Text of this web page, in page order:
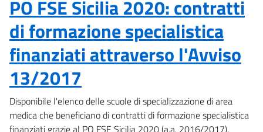
PO FSE Sicilia 2020: contratti
di formazione specialistica
finanziati attraverso l'Avviso
13/2017
Disponibile l'elenco delle scuole di specializzazione di area
medica che beneficiano di contratti di formazione specialistica